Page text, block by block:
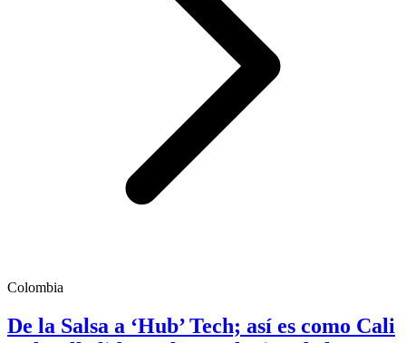
Colombia
De la Salsa a ‘Hub’ Tech; así es como Cali